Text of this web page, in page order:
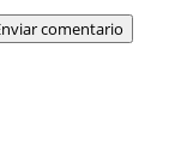
comentario